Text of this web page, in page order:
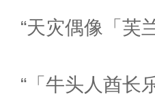
“天灾偶像「芙
“「牛头人酋长